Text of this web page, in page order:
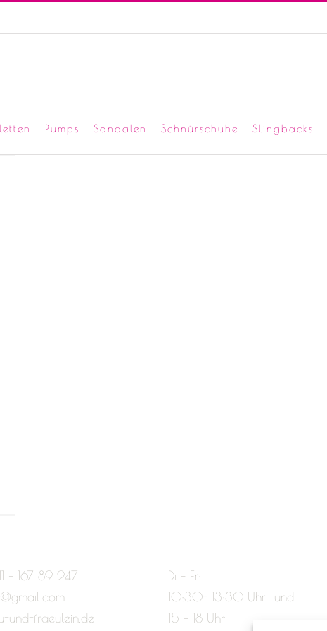
Pumps Sandalen Schnürschuhe Slingbacks
– 167 89 247
und-fraeulein.de
Di – Fr:
10:30- 13:30 Uhr und
15 – 18 Uhr